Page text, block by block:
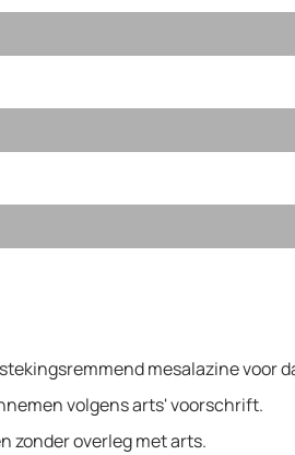
mesalazine voor
volgens arts' voorschrift.
zonder overleg met arts.